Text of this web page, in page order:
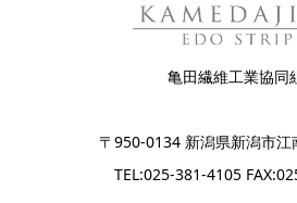
亀田繊維工業協同
〒950-0134 新潟県新潟市江
TEL:025-381-4105